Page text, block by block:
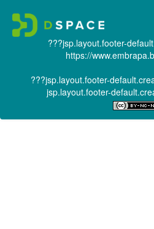
???jsp.layout.footer-
https://
???jsp.layout.footer-
jsp.layout.footer-